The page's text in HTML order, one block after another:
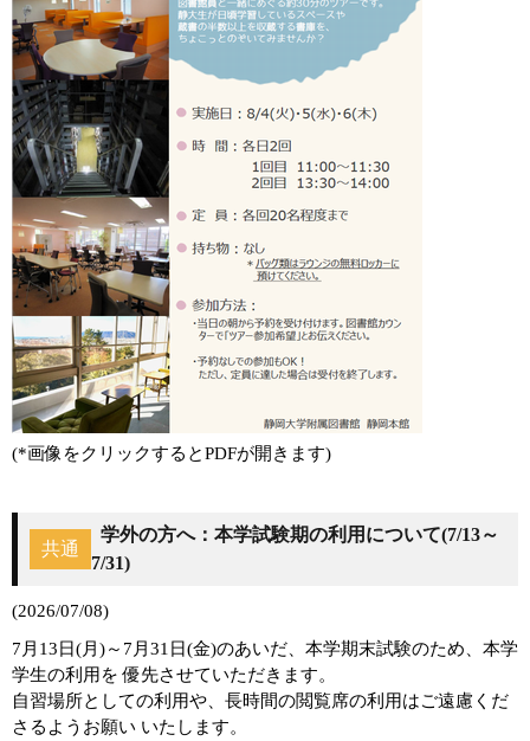
(*画像をクリックするとPDFが開きます)
共通
学外の方へ：本学試験期の利用について(7/13～
7/31)
(2026/07/08)
7月13日(月)～7月31日(金)のあいだ、本学期末試験のため、本学
学生の利用を 優先させていただきます。
自習場所としての利用や、長時間の閲覧席の利用はご遠慮くだ
さるようお願い いたします。